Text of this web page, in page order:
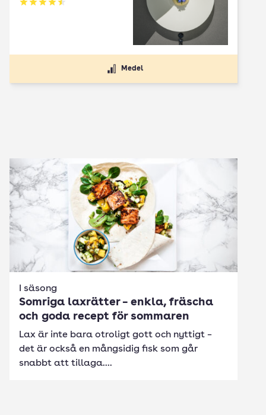
Betyg: 4.5 av 5
Medel
I säsong
Somriga laxrätter – enkla, fräscha
och goda recept för sommaren
Lax är inte bara otroligt gott och nyttigt –
det är också en mångsidig fisk som går
snabbt att tillaga....